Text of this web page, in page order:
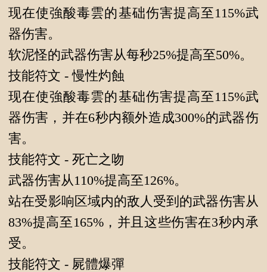
现在使強酸毒雲的基础伤害提高至115%武
器伤害。
软泥怪的武器伤害从每秒25%提高至50%。
技能符文 - 慢性灼蝕
现在使強酸毒雲的基础伤害提高至115%武
器伤害，并在6秒内额外造成300%的武器伤
害。
技能符文 - 死亡之吻
武器伤害从110%提高至126%。
站在受影响区域内的敌人受到的武器伤害从
83%提高至165%，并且这些伤害在3秒内承
受。
技能符文 - 屍體爆彈